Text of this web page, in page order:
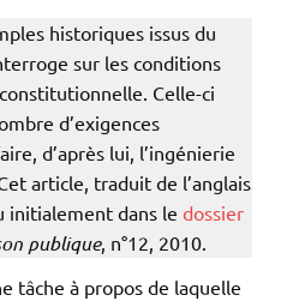
historiques issus du
sur les conditions
Celle-ci
d’exigences
d’après lui, l’ingénierie
article, traduit de l’anglais
initialement dans le dossier
publique, n°12, 2010.
tâche à propos de laquelle